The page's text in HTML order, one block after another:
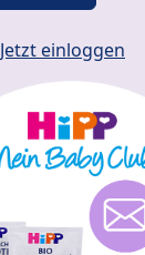
Jetzt einloggen